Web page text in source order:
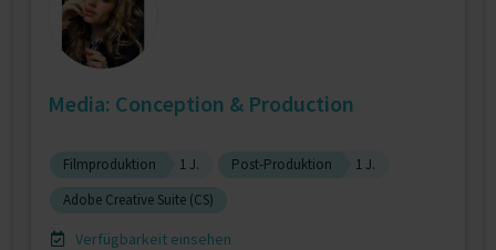
Media: Conception & Production
Filmproduktion 1 J. Post-Produktion
1 J.
Adobe Creative Suite (CS)
Verfügbarkeit einsehen